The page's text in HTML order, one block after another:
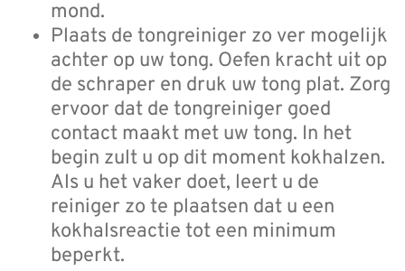
mond.
Plaats de tongreiniger zo ver mogelijk
achter op uw tong. Oefen kracht uit op
de schraper en druk uw tong plat. Zorg
ervoor dat de tongreiniger goed
contact maakt met uw tong. In het
begin zult u op dit moment kokhalzen.
Als u het vaker doet, leert u de
reiniger zo te plaatsen dat u een
kokhalsreactie tot een minimum
beperkt.